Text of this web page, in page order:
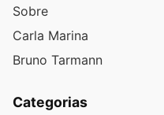
Sobre
Carla Marina
Bruno Tarmann
Categorias